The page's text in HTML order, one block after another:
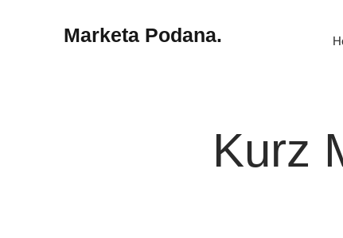
Marketa Podana.
Kurz